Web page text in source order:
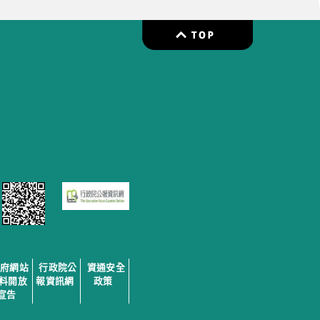
網站
開放
告
行政院公
報資訊網
資通安全
政策